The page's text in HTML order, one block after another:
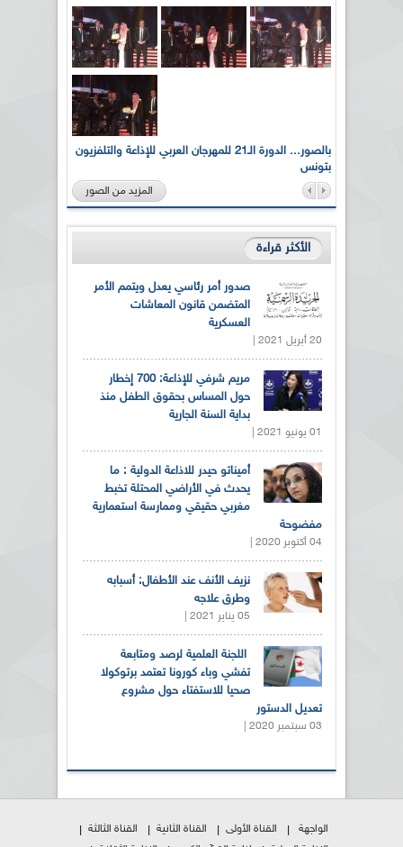
بالصور... الدورة الـ21 للمهرجان العربي للإذاعة والتلفزيون
بتونس
المزيد من الصور
الأكثر قراءة
صدور أمر رئاسي يعدل ويتمم الأمر
المتضمن قانون المعاشات
العسكرية
20 أبريل 2021 |
مريم شرفي للإذاعة: 700 إخطار
حول المساس بحقوق الطفل منذ
بداية السنة الجارية
01 يونيو 2021 |
أميناتو حيدر للاذاعة الدولية : ما
يحدث في الأراضي المحتلة تخبط
مغربي حقيقي وممارسة استعمارية
مفضوحة
04 أكتوبر 2020 |
نزيف الأنف عند الأطفال: أسبابه
وطرق علاجه
05 يناير 2021 |
اللجنة العلمية لرصد ومتابعة
تفشي وباء كورونا تعتمد برتوكولا
صحيا للاستفتاء حول مشروع
تعديل الدستور
03 سبتمبر 2020 |
الواجهة القناة الأولى القناة الثانية
القناة الثالثة